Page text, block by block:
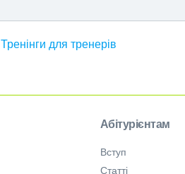
Тренінги для тренерів
Абітурієнтам
Вступ
Статті